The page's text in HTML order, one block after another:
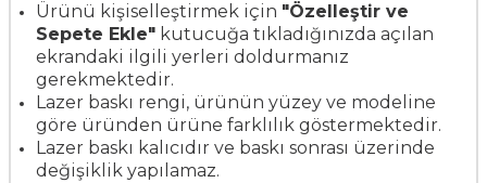
Ürünü kişiselleştirmek için "Özelleştir ve
Sepete Ekle" kutucuğa tıkladığınızda açılan
ekrandaki ilgili yerleri doldurmanız
gerekmektedir.
Lazer baskı rengi, ürünün yüzey ve modeline
göre üründen ürüne farklılık göstermektedir.
Lazer baskı kalıcıdır ve baskı sonrası üzerinde
değişiklik yapılamaz.